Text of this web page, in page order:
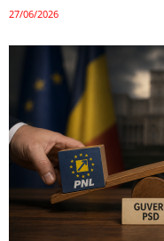
27/06/2026